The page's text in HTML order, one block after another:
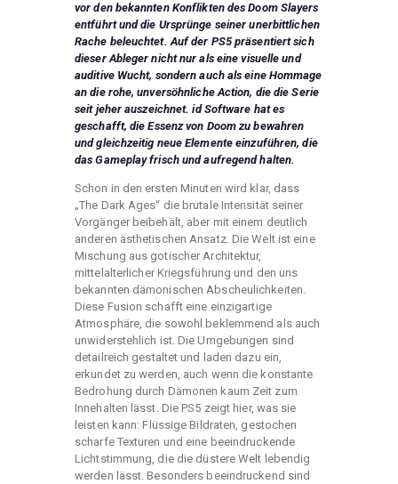
vor den bekannten Konflikten des Doom Slayers
entführt und die Ursprünge seiner unerbittlichen
Rache beleuchtet. Auf der PS5 präsentiert sich
dieser Ableger nicht nur als eine visuelle und
auditive Wucht, sondern auch als eine Hommage
an die rohe, unversöhnliche Action, die die Serie
seit jeher auszeichnet. id Software hat es
geschafft, die Essenz von Doom zu bewahren
und gleichzeitig neue Elemente einzuführen, die
das Gameplay frisch und aufregend halten.
Schon in den ersten Minuten wird klar, dass
„The Dark Ages“ die brutale Intensität seiner
Vorgänger beibehält, aber mit einem deutlich
anderen ästhetischen Ansatz. Die Welt ist eine
Mischung aus gotischer Architektur,
mittelalterlicher Kriegsführung und den uns
bekannten dämonischen Abscheulichkeiten.
Diese Fusion schafft eine einzigartige
Atmosphäre, die sowohl beklemmend als auch
unwiderstehlich ist. Die Umgebungen sind
detailreich gestaltet und laden dazu ein,
erkundet zu werden, auch wenn die konstante
Bedrohung durch Dämonen kaum Zeit zum
Innehalten lässt. Die PS5 zeigt hier, was sie
leisten kann: Flüssige Bildraten, gestochen
scharfe Texturen und eine beeindruckende
Lichtstimmung, die die düstere Welt lebendig
werden lässt. Besonders beeindruckend sind